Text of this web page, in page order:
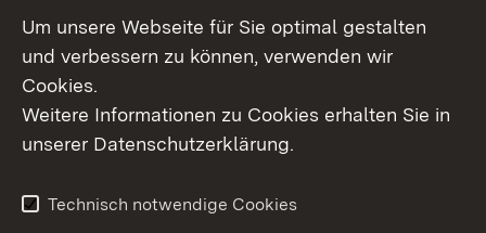
Erklärung zur
Benutzungshinweise
Um unsere Webseite für Sie optimal gestalten
und verbessern zu können, verwenden wir
Cookies.
Weitere Informationen zu Cookies erhalten Sie in
unserer Datenschutzerklärung.
Technisch notwendige Cookies